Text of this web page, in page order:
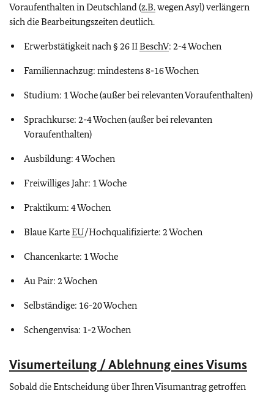
Voraufenthalten in Deutschland (z.B.wegen Asyl) verlängern
sich die Bearbeitungszeiten deutlich.
Erwerbstätigkeit nach § 26 IIBeschV: 2-4 Wochen
Familiennachzug: mindestens 8-16 Wochen
Studium: 1 Woche (außer bei relevanten Voraufenthalten)
Sprachkurse: 2-4 Wochen (außer bei relevanten
Voraufenthalten)
Ausbildung: 4 Wochen
Freiwilliges Jahr: 1 Woche
Praktikum: 4 Wochen
Blaue KarteEU/Hochqualifizierte: 2 Wochen
Chancenkarte: 1 Woche
Au Pair: 2 Wochen
Selbständige: 16-20 Wochen
Schengenvisa: 1-2 Wochen
Visumerteilung / Ablehnung eines Visums
Sobald die Entscheidung über Ihren Visumantrag getroffen